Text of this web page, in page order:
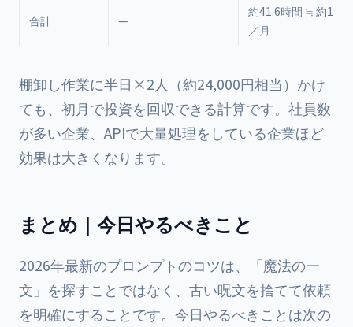
合計 —
約41.6時間 ≒ 約
／月
棚卸し作業に半日×2人（約24,000円相当）かけ
ても、初月で投資を回収できる計算です。社員数
が多い企業、APIで大量処理をしている企業ほど
効果は大きくなります。
まとめ｜今日やるべきこと
2026年最新のプロンプトのコツは、「魔法の一
文」を探すことではなく、古い呪文を捨てて依頼
を明確にすることです。今日やるべきことは次の